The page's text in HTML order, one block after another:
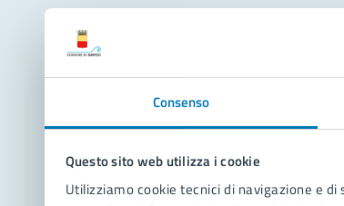
Consenso
Questo sito web utilizza i cookie
Utilizziamo cookie tecnici di navigazione e